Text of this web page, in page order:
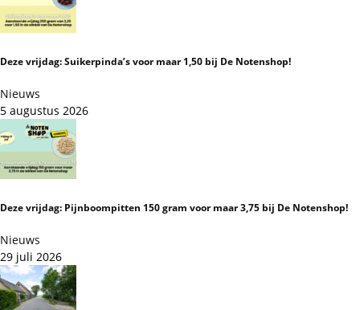
Deze vrijdag: Suikerpinda’s voor maar 1,50 bij De Notenshop!
Nieuws
5 augustus 2026
Deze vrijdag: Pijnboompitten 150 gram voor maar 3,75 bij De Notenshop!
Nieuws
29 juli 2026